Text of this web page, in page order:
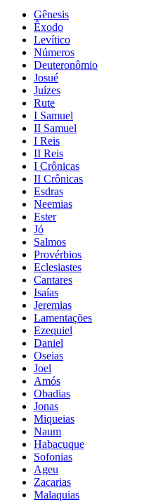
Gênesis
Êxodo
Levítico
Números
Deuteronômio
Josué
Juízes
Rute
I Samuel
II Samuel
I Reis
II Reis
I Crônicas
II Crônicas
Esdras
Neemias
Ester
Jó
Salmos
Provérbios
Eclesiastes
Cantares
Isaías
Jeremias
Lamentações
Ezequiel
Daniel
Oseias
Joel
Amós
Obadias
Jonas
Miqueias
Naum
Habacuque
Sofonias
Ageu
Zacarias
Malaquias